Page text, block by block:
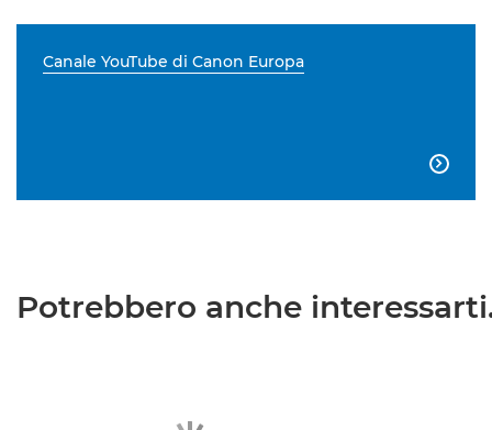
Canale YouTube di Canon Europa

Potrebbero anche